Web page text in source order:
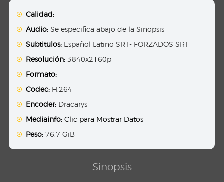
Calidad:
Audio: Se especifica abajo de la Sinopsis
Subtitulos: Español Latino SRT- FORZADOS SRT
Resolución: 3840x2160p
Formato:
Codec: H.264
Encoder: Dracarys
Mediainfo: Clic para Mostrar Datos
Peso: 76.7 GiB
Sinopsis